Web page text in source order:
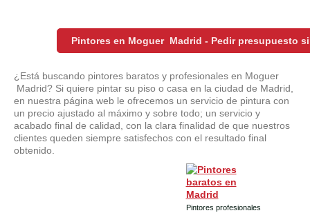
Pintores en Moguer Madrid - Pedir presupuesto
¿Está buscando pintores baratos y profesionales en Moguer
Madrid? Si quiere pintar su piso o casa en la ciudad de Madrid,
en nuestra página web le ofrecemos un servicio de pintura con
un precio ajustado al máximo y sobre todo; un servicio y
acabado final de calidad, con la clara finalidad de que nuestros
clientes queden siempre satisfechos con el resultado final
obtenido.
Pintores profesionales